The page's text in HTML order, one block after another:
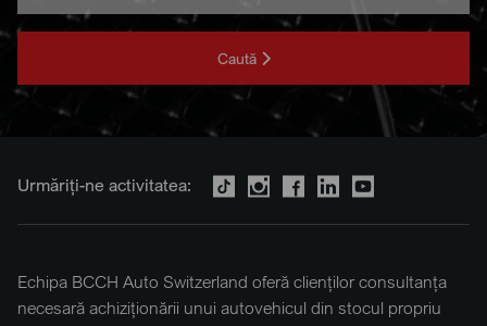
Caută
Urmăriți-ne activitatea:
Echipa BCCH Auto Switzerland oferă clienților consultanța
necesară achiziționării unui autovehicul din stocul propriu